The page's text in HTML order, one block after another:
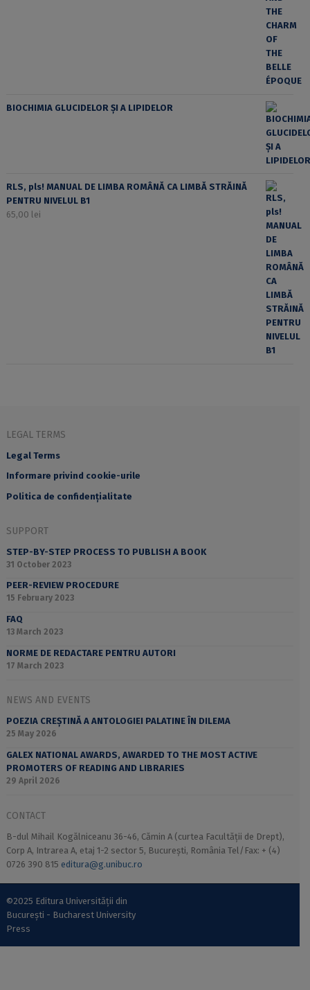
BIOCHIMIA GLUCIDELOR ȘI A LIPIDELOR
RLS, pls! MANUAL DE LIMBA ROMÂNĂ CA LIMBĂ STRĂINĂ
PENTRU NIVELUL B1
65,00 lei
LEGAL TERMS
Legal Terms
Informare privind cookie-urile
Politica de confidențialitate
SUPPORT
STEP-BY-STEP PROCESS TO PUBLISH A BOOK
31 October 2023
PEER-REVIEW PROCEDURE
15 February 2023
FAQ
13 March 2023
NORME DE REDACTARE PENTRU AUTORI
17 March 2023
NEWS AND EVENTS
POEZIA CREȘTINĂ A ANTOLOGIEI PALATINE ÎN DILEMA
25 May 2026
GALEX NATIONAL AWARDS, AWARDED TO THE MOST ACTIVE
PROMOTERS OF READING AND LIBRARIES
29 April 2026
CONTACT
B-dul Mihail Kogălniceanu 36-46, Cămin A (curtea Facultății de Drept),
Corp A, Intrarea A, etaj 1-2 sector 5, București, România Tel/Fax: + (4)
0726 390 815 editura@g.unibuc.ro
©2025 Editura Universității din
București - Bucharest University
Press